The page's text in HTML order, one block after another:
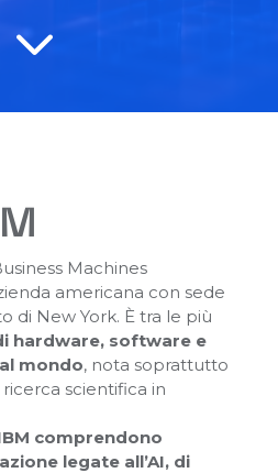
3
Machines
americana con sede
di New York. È tra le più
hardware, software e
mondo, nota soprattutto
scientifica in
comprendono
legate all’AI, di